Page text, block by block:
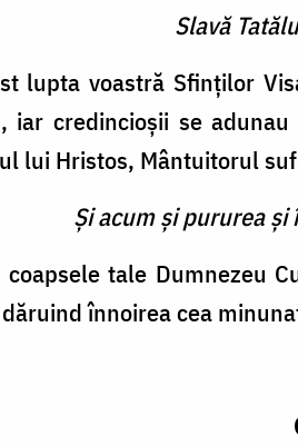
Slavă
lupta voastră Sfinţilor
iar credincioşii se
lui Hristos, Mân­tuitorul
Şi acum şi pururea şi
tale Dumnezeu
înnoirea cea